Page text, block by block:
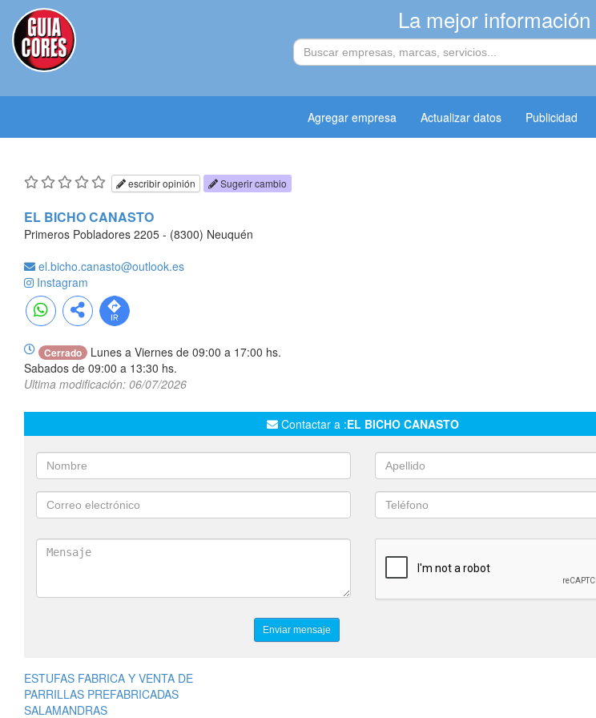
La mejor información
Agregar empresa Actualizar datos Publicidad
escribir opinión Sugerir cambio
EL BICHO CANASTO
Primeros Pobladores 2205 - (8300) Neuquén
el.bicho.canasto@outlook.es
Instagram
Cerrado
Lunes a Viernes de 09:00 a 17:00 hs.
Sabados de 09:00 a 13:30 hs.
Ultima modificación: 06/07/2026
Contactar a :EL BICHO CANASTO
ESTUFAS FABRICA Y VENTA DE
PARRILLAS PREFABRICADAS
SALAMANDRAS